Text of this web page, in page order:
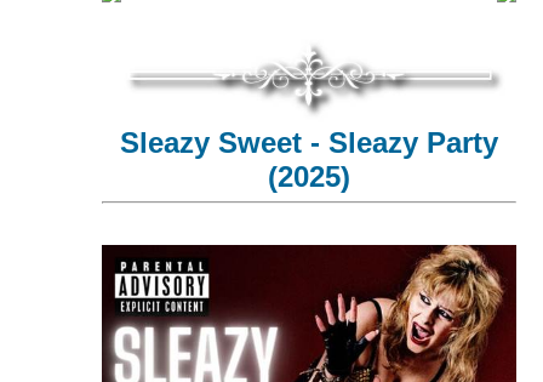
Sleazy Sweet - Sleazy Party
(2025)